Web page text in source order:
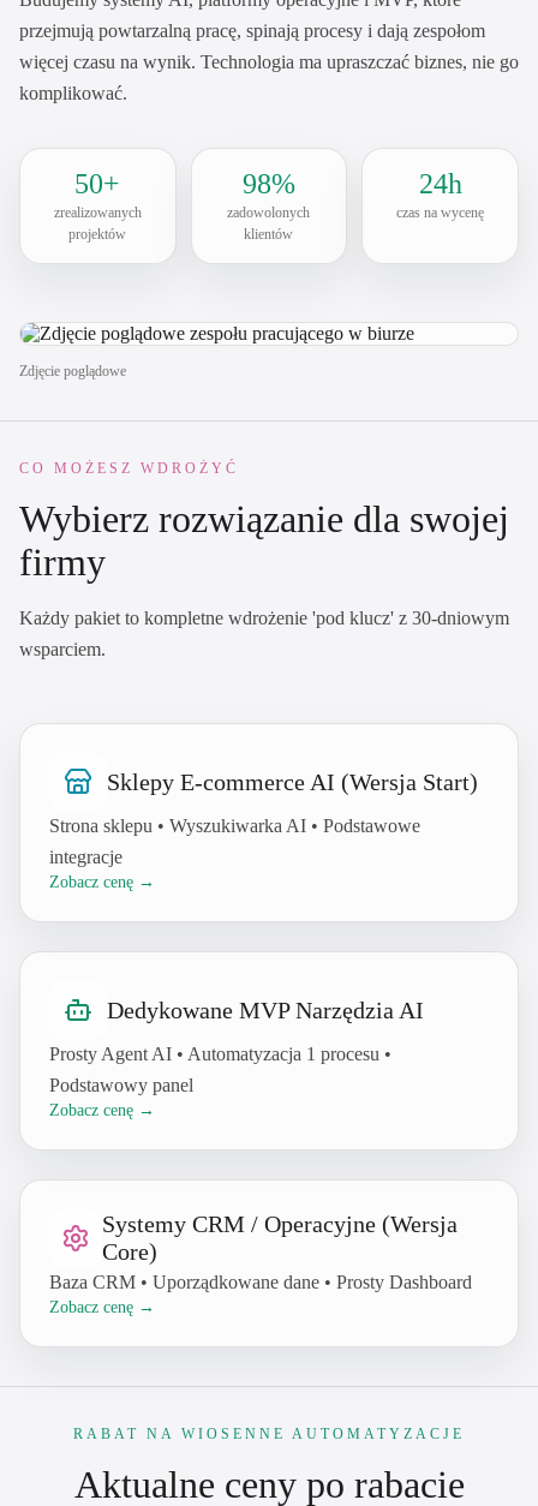
przejmują powtarzalną pracę, spinają procesy i dają zespołom
więcej czasu na wynik. Technologia ma upraszczać biznes, nie go
komplikować.
50+
zrealizowanych
projektów
98%
zadowolonych
klientów
24h
czas na wycenę
Zdjęcie poglądowe
CO MOŻESZ WDROŻYĆ
Wybierz rozwiązanie dla swojej
firmy
Każdy pakiet to kompletne wdrożenie 'pod klucz' z 30-dniowym
wsparciem.
Sklepy E-commerce AI (Wersja Start)
Strona sklepu • Wyszukiwarka AI • Podstawowe
integracje
Zobacz cenę →
Dedykowane MVP Narzędzia AI
Prosty Agent AI • Automatyzacja 1 procesu •
Podstawowy panel
Zobacz cenę →
Systemy CRM / Operacyjne (Wersja
Core)
Baza CRM • Uporządkowane dane • Prosty Dashboard
Zobacz cenę →
RABAT NA WIOSENNE AUTOMATYZACJE
Aktualne ceny po rabacie